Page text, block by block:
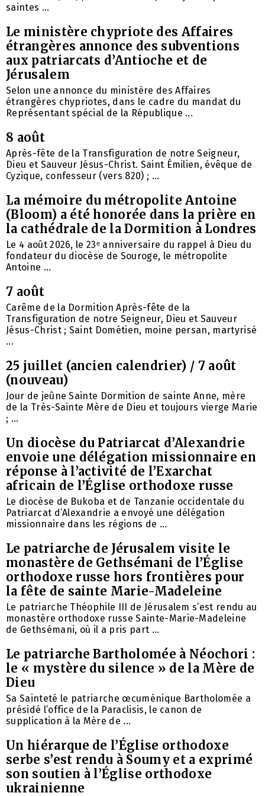
saintes ...
Le ministère chypriote des Affaires
étrangères annonce des subventions
aux patriarcats d’Antioche et de
Jérusalem
Selon une annonce du ministère des Affaires
étrangères chypriotes, dans le cadre du mandat du
Représentant spécial de la République ...
8 août
Après-fête de la Transfiguration de notre Seigneur,
Dieu et Sauveur Jésus-Christ. Saint Émilien, évêque de
Cyzique, confesseur (vers 820) ; ...
La mémoire du métropolite Antoine
(Bloom) a été honorée dans la prière en
la cathédrale de la Dormition à Londres
Le 4 août 2026, le 23ᵉ anniversaire du rappel à Dieu du
fondateur du diocèse de Souroge, le métropolite
Antoine ...
7 août
Carême de la Dormition Après-fête de la
Transfiguration de notre Seigneur, Dieu et Sauveur
Jésus-Christ ; Saint Dométien, moine persan, martyrisé
...
25 juillet (ancien calendrier) / 7 août
(nouveau)
Jour de jeûne Sainte Dormition de sainte Anne, mère
de la Très-Sainte Mère de Dieu et toujours vierge Marie
; ...
Un diocèse du Patriarcat d’Alexandrie
envoie une délégation missionnaire en
réponse à l’activité de l’Exarchat
africain de l’Église orthodoxe russe
Le diocèse de Bukoba et de Tanzanie occidentale du
Patriarcat d’Alexandrie a envoyé une délégation
missionnaire dans les régions de ...
Le patriarche de Jérusalem visite le
monastère de Gethsémani de l’Église
orthodoxe russe hors frontières pour
la fête de sainte Marie-Madeleine
Le patriarche Théophile III de Jérusalem s’est rendu au
monastère orthodoxe russe Sainte-Marie-Madeleine
de Gethsémani, où il a pris part ...
Le patriarche Bartholomée à Néochori :
le « mystère du silence » de la Mère de
Dieu
Sa Sainteté le patriarche œcuménique Bartholomée a
présidé l’office de la Paraclisis, le canon de
supplication à la Mère de ...
Un hiérarque de l’Église orthodoxe
serbe s’est rendu à Soumy et a exprimé
son soutien à l’Église orthodoxe
ukrainienne